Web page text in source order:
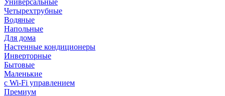
Универсальные
Четырехтрубные
Водяные
Напольные
Для дома
Настенные кондиционеры
Инверторные
Бытовые
Маленькие
с Wi-Fi управлением
Премиум